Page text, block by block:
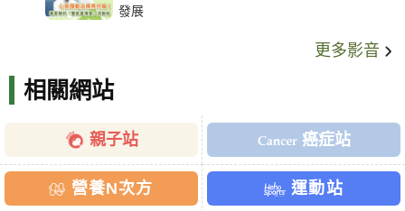
發展
更多影音
相關網站
親子站 癌症站
營養N次方 運動站